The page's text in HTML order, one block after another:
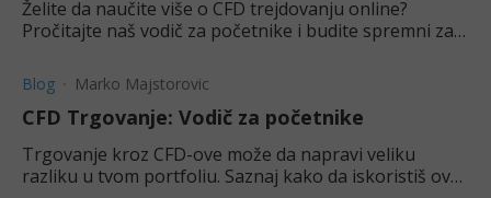
Želite da naučite više o CFD trejdovanju online?
Pročitajte naš vodič za početnike i budite spremni za
Blog Marko Majstorovic
CFD Trgovanje: Vodič za početnike
Trgovanje kroz CFD-ove može da napravi veliku
razliku u tvom portfoliu. Saznaj kako da iskoristiš ove